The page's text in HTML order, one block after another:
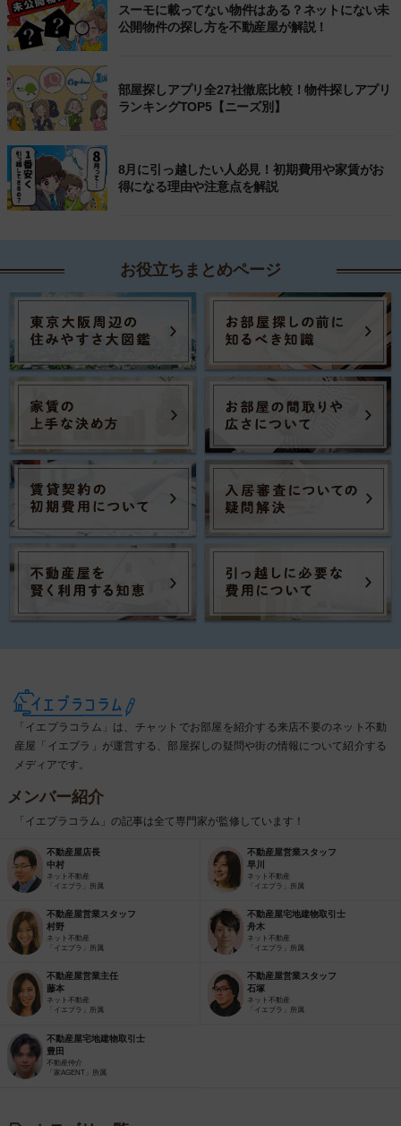
スーモに載ってない物件はある？ネットにない未
公開物件の探し方を不動産屋が解説！
部屋探しアプリ全27社徹底比較！物件探しアプリ
ランキングTOP5【ニーズ別】
8月に引っ越したい人必見！初期費用や家賃がお
得になる理由や注意点を解説
お役立ちまとめページ
「イエプラコラム」は、チャットでお部屋を紹介する来店不要のネット不動
産屋「イエプラ」が運営する、部屋探しの疑問や街の情報について紹介する
メディアです。
メンバー紹介
「イエプラコラム」の記事は全て専門家が監修しています！
不動産屋店長
中村
ネット不動産
「イエプラ」所属
不動産屋営業スタッフ
早川
ネット不動産
「イエプラ」所属
不動産屋営業スタッフ
村野
ネット不動産
「イエプラ」所属
不動産屋宅地建物取引士
舟木
ネット不動産
「イエプラ」所属
不動産屋営業主任
藤本
ネット不動産
「イエプラ」所属
不動産屋営業スタッフ
石塚
ネット不動産
「イエプラ」所属
不動産屋宅地建物取引士
豊田
不動産仲介
「家AGENT」所属